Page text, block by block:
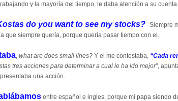
y la mayoría del tiempo, le daba atención a su
do you want to see my stocks? Siempre
que siempre quería, porque quería pasar tiempo con el.
, what are does small lines? Y el me contestaba, “Cada
tres acciones para determinar a cual le ha ido mejor”,
una acción.
entre español e ingles, porque mi papa siendo